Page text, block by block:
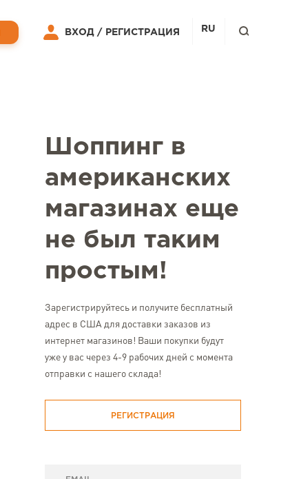
Шоппинг в
американских
магазинах еще
не был таким
простым!
Зарегистрируйтесь и получите бесплатный
адрес в США для доставки заказов из
интернет магазинов! Ваши покупки будут
уже у вас через 4-9 рабочих дней с момента
отправки с нашего склада!
РЕГИСТРАЦИЯ
ВХОД / РЕГИСТРАЦИЯ RU